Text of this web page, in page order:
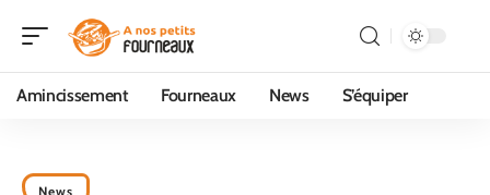
Amincissement Fourneaux News S’équiper
News